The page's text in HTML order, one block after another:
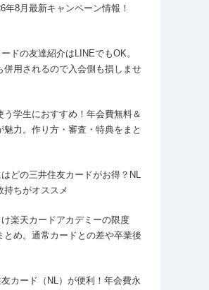
年8月最新キャンペーン情報！
ドの友達紹介はLINEでもOK。
併用されるので入会側も損しませ
う学生におすすめ！年会費無料＆
魅力。作り方・審査・特典をまと
どの三井住友カードがお得？NL
持ちがオススメ
け楽天カードアカデミーの限度
とめ。通常カードとの差や卒業後
友カード（NL）が便利！年会費永